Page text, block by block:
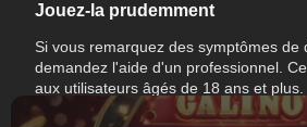
Jouez-la prudemment
Si vous remarquez des symptômes de
demandez l'aide d'un professionnel.
aux utilisateurs âgés de 18 ans et plus.